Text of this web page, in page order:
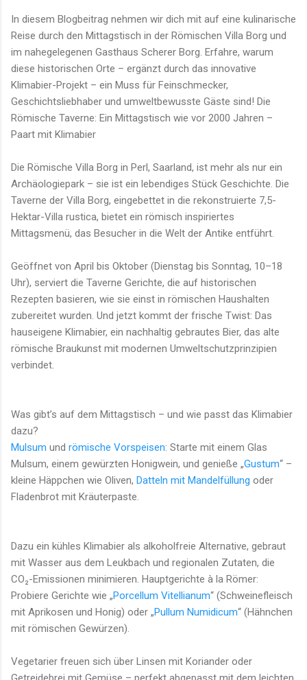
In diesem Blogbeitrag nehmen wir dich mit auf eine kulinarische
Reise durch den Mittagstisch in der Römischen Villa Borg und
im nahegelegenen Gasthaus Scherer Borg. Erfahre, warum
diese historischen Orte – ergänzt durch das innovative
Klimabier-Projekt – ein Muss für Feinschmecker,
Geschichtsliebhaber und umweltbewusste Gäste sind! Die
Römische Taverne: Ein Mittagstisch wie vor 2000 Jahren –
Paart mit Klimabier
Die Römische Villa Borg in Perl, Saarland, ist mehr als nur ein
Archäologiepark – sie ist ein lebendiges Stück Geschichte. Die
Taverne der Villa Borg, eingebettet in die rekonstruierte 7,5-
Hektar-Villa rustica, bietet ein römisch inspiriertes
Mittagsmenü, das Besucher in die Welt der Antike entführt.
Geöffnet von April bis Oktober (Dienstag bis Sonntag, 10–18
Uhr), serviert die Taverne Gerichte, die auf historischen
Rezepten basieren, wie sie einst in römischen Haushalten
zubereitet wurden. Und jetzt kommt der frische Twist: Das
hauseigene Klimabier, ein nachhaltig gebrautes Bier, das alte
römische Braukunst mit modernen Umweltschutzprinzipien
verbindet.
Was gibt’s auf dem Mittagstisch – und wie passt das Klimabier
dazu?
Mulsum und römische Vorspeisen: Starte mit einem Glas
Mulsum, einem gewürzten Honigwein, und genieße „Gustum“ –
kleine Häppchen wie Oliven, Datteln mit Mandelfüllung oder
Fladenbrot mit Kräuterpaste.
Dazu ein kühles Klimabier als alkoholfreie Alternative, gebraut
mit Wasser aus dem Leukbach und regionalen Zutaten, die
CO₂-Emissionen minimieren. Hauptgerichte à la Römer:
Probiere Gerichte wie „Porcellum Vitellianum“ (Schweinefleisch
mit Aprikosen und Honig) oder „Pullum Numidicum“ (Hähnchen
mit römischen Gewürzen).
Vegetarier freuen sich über Linsen mit Koriander oder